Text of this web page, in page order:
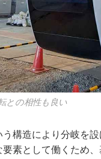
との相性も良い
構造により分岐を
素として働くため